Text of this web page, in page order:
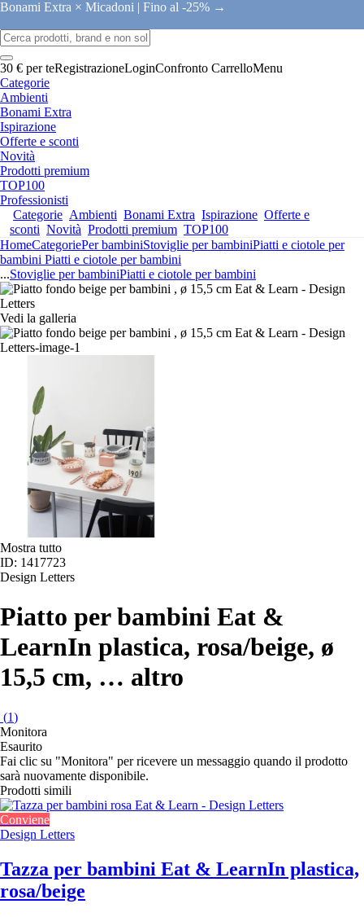
Bonami Extra × Micadoni | Fino al -25% →
30 € per teRegistrazioneLoginConfronto CarrelloMenu
Categorie
Ambienti
Bonami Extra
Ispirazione
Offerte e sconti
Novità
Prodotti premium
TOP100
Professionisti
Categorie Ambienti Bonami Extra Ispirazione Offerte e
sconti Novità Prodotti premium TOP100
HomeCategoriePer bambiniStoviglie per bambiniPiatti e ciotole per
bambini Piatti e ciotole per bambini
...Stoviglie per bambiniPiatti e ciotole per bambini
Vedi la galleria
Mostra tutto
ID: 1417723
Design Letters
Piatto per bambini Eat &
LearnIn plastica, rosa/beige, ø
15,5 cm, … altro
(1)
Monitora
Esaurito
Fai clic su "Monitora" per ricevere un messaggio quando il prodotto
sarà nuovamente disponibile.
Prodotti simili
Conviene
Design Letters
Tazza per bambini Eat & LearnIn plastica,
rosa/beige